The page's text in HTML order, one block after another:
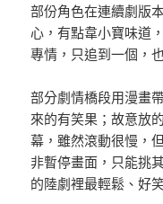
部份角色在連續劇版
心，有點韋小寶味道
專情，只追到一個，
部分劇情橋段用漫畫
來的有笑果；故意放
幕，雖然滾動很慢，
非暫停畫面，只能挑
的陸劇裡最輕鬆、好